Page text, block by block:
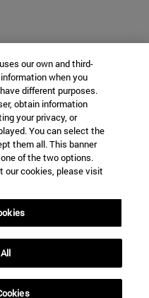
our own and third-
when you
different purposes.
obtain information
your privacy, or
You can select the
them all. This banner
of the two options.
our cookies, please visit